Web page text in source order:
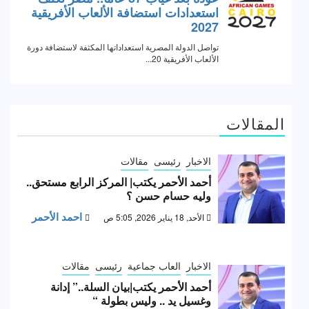
المقالات
الاخبار رئيسى مقالات
أحمد الأحمر يكتب| المركز الرابع مستحق..
وليه حسام حسن ؟
الأحد, 18 يناير 2026, 5:05 ص احمد الأحمر
الاخبار العاب جماعية رئيسى مقالات
أحمد الأحمر يكتب|بيان السلة..” إدانة
وغسيل يد .. وليس بطولة “